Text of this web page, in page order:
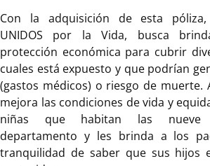
Con la adquisición de esta
UNIDOS por la Vida, busca
protección económica para cubrir
cuales está expuesto y que podrían
(gastos médicos) o riesgo de muerte.
mejora las condiciones de vida y
niñas que habitan las nueve
departamento y les brinda a los
tranquilidad de saber que sus hijos